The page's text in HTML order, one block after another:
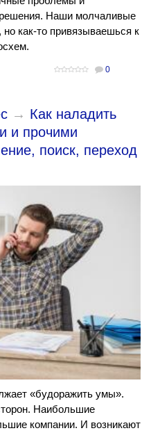
решения. Наши молчаливые
как-то привязываешься к
0
→ Как наладить
и прочими
поиск, переход
«будоражить умы».
Наибольшие
компании. И возникают